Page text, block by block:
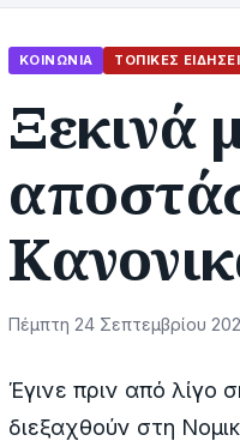
ΚΟΙΝΩΝΊΑ ΤΟΠΙΚΈΣ
Ξεκινά
Πέμπτη 24 Σεπτεμβρίου
Έγινε πριν από λίγο
διεξαχθούν στη